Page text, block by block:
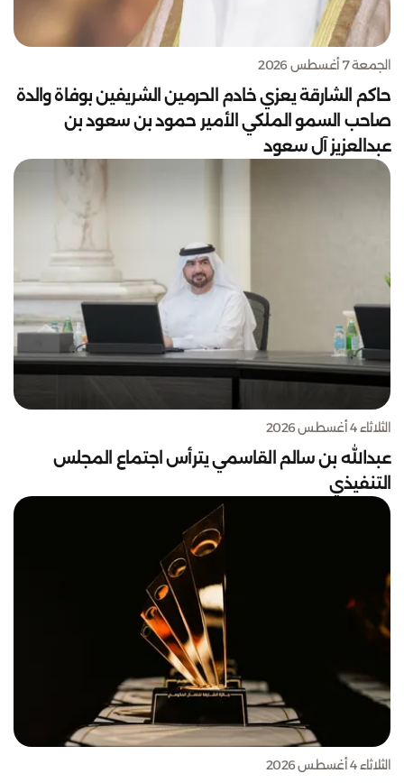
الجمعة 7 أغسطس 2026
حاكم الشارقة يعزي خادم الحرمين الشريفين بوفاة والدة
صاحب السمو الملكي الأمير حمود بن سعود بن
عبدالعزيز آل سعود
الثلاثاء 4 أغسطس 2026
عبدالله بن سالم القاسمي يترأس اجتماع المجلس
التنفيذي
الثلاثاء 4 أغسطس 2026